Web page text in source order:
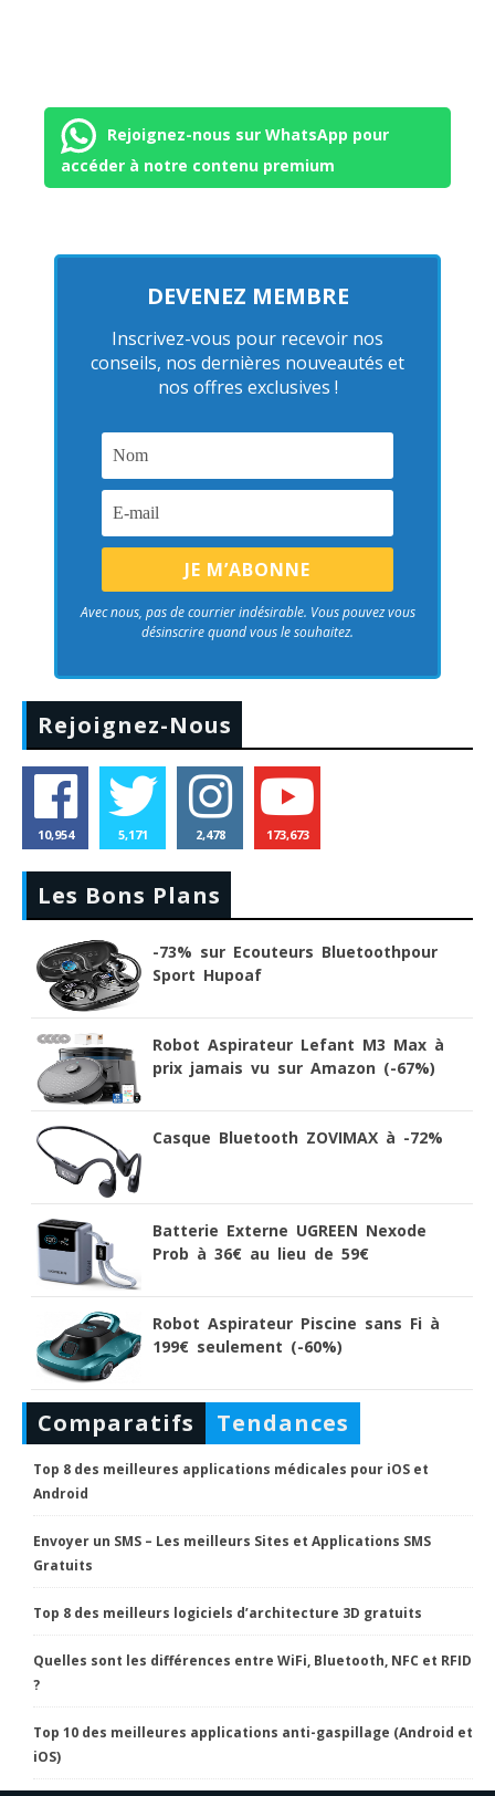
Rejoignez-nous sur WhatsApp pour
accéder à notre contenu premium
DEVENEZ MEMBRE
Inscrivez-vous pour recevoir nos
conseils, nos dernières nouveautés et
nos offres exclusives !
Avec nous, pas de courrier indésirable. Vous pouvez vous
désinscrire quand vous le souhaitez.
Rejoignez-Nous
10,954 5,171 2,478 173,673
Les Bons Plans
-73% sur Ecouteurs Bluetoothpour
Sport Hupoaf
Robot Aspirateur Lefant M3 Max à
prix jamais vu sur Amazon (-67%)
Casque Bluetooth ZOVIMAX à -72%
Batterie Externe UGREEN Nexode
Prob à 36€ au lieu de 59€
Robot Aspirateur Piscine sans Fi à
199€ seulement (-60%)
Comparatifs Tendances
Top 8 des meilleures applications médicales pour iOS et
Android
Envoyer un SMS – Les meilleurs Sites et Applications SMS
Gratuits
Top 8 des meilleurs logiciels d’architecture 3D gratuits
Quelles sont les différences entre WiFi, Bluetooth, NFC et RFID
?
Top 10 des meilleures applications anti-gaspillage (Android et
iOS)